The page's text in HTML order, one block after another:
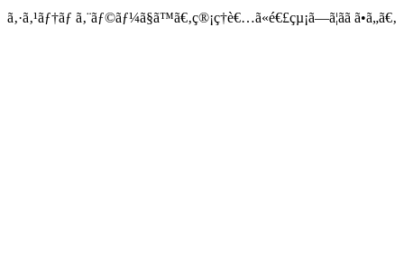
ã‚·ã‚¹ãƒ†ãƒ ã‚¨ãƒ©ãƒ¼ã§ã™ã€‚ç®¡ç†è€…ã«é€£çµ¡ã—ã¦ãã ã•ã„ã€‚